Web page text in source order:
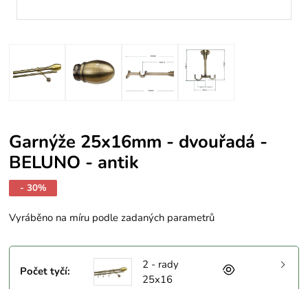
Garnýže 25x16mm - dvouřadá -
BELUNO - antik
- 30%
Vyráběno na míru podle zadaných parametrů
Počet tyčí:
2 - rady
25x16